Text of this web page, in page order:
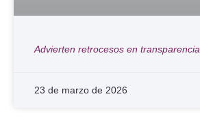
Advierten retrocesos en transparencia
23 de marzo de 2026